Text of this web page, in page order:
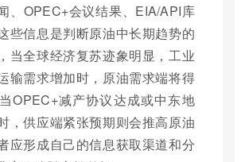
、OPEC+会议结果、EIA/API库
些信息是判断原油中长期趋势的
当全球经济复苏迹象明显，工业
输需求增加时，原油需求端将得
OPEC+减产协议达成或中东地
，供应端紧张预期则会推高原油
应形成自己的信息获取渠道和分